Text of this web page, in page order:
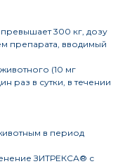
300 кг, дозу
препарата, вводимый
(10 мг
раз в сутки, в течении
в период
ЗИТРЕКСА® с